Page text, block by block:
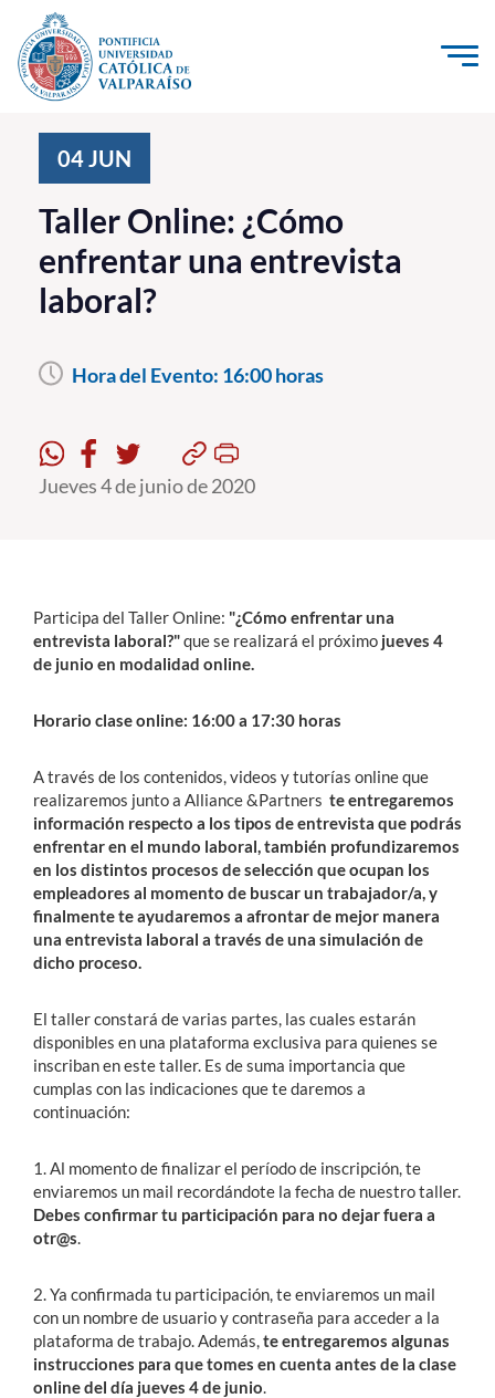
Click acá para ir directamente al contenido
Investigación, Creación e Innovación
PUCV Internacional
Vinculación con el Medio
Postgrado
Formación Continua
Funcionarios
Alumni
English
04JUN
Taller Online: ¿Cómo
enfrentar una entrevista
laboral?
Hora del Evento: 16:00 horas
Jueves 4 de junio de 2020
Participa del Taller Online: "¿Cómo enfrentar una
entrevista laboral?"que se realizará el próximo jueves 4
de junio en modalidad online.
Horario clase online: 16:00 a 17:30 horas
A través de los contenidos, videos y tutorías online que
realizaremos junto a Alliance &Partners te entregaremos
información respecto a los tipos de entrevista que podrás
enfrentar en el mundo laboral, también profundizaremos
en los distintos procesos de selección que ocupan los
empleadores al momento de buscar un trabajador/a, y
finalmente te ayudaremos a afrontar de mejor manera
una entrevista laboral a través de una simulación de
dicho proceso.
El taller constará de varias partes, las cuales estarán
disponibles en una plataforma exclusiva para quienes se
inscriban en este taller. Es de suma importancia que
cumplas con las indicaciones que te daremos a
continuación:
1. Al momento de finalizar el período de inscripción, te
enviaremos un mail recordándote la fecha de nuestro taller.
Debes confirmar tu participación para no dejar fuera a
otr@s.
2. Ya confirmada tu participación, te enviaremos un mail
con un nombre de usuario y contraseña para acceder a la
plataforma de trabajo. Además,te entregaremos algunas
instrucciones para que tomes en cuenta antes de la clase
online del día jueves 4 de junio.